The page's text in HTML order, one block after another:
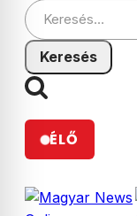
Keresés:
ÉLŐ